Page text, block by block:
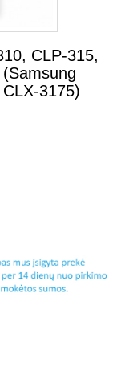
CLP-315,
3175)